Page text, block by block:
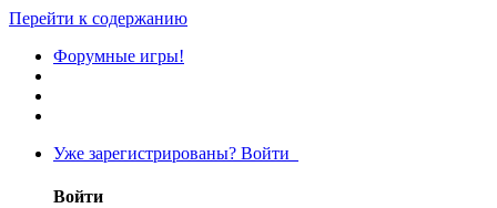
Перейти к содержанию
Форумные игры!
Уже зарегистрированы? Войти
Войти